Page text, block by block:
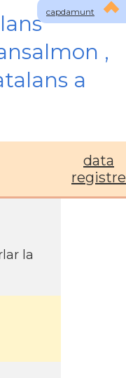
capdamunt
,
a
data
registre
la